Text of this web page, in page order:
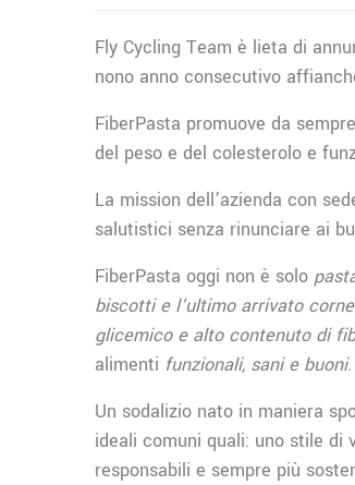
Fly Cycling Team è lieta di
nono anno consecutivo
FiberPasta promuove da
del peso e del colesterolo e
La mission dell’azienda con
salutistici senza rinunciare ai
FiberPasta oggi non è solo
biscotti e l’ultimo arrivato
glicemico e alto contenuto di
alimenti funzionali, sani e buoni.
Un sodalizio nato in maniera
ideali comuni quali: uno stile di
responsabili e sempre più